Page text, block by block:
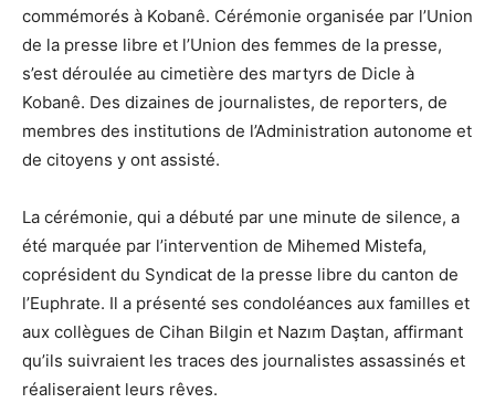
commémorés à Kobanê. Cérémonie organisée par l’Union
de la presse libre et l’Union des femmes de la presse,
s’est déroulée au cimetière des martyrs de Dicle à
Kobanê. Des dizaines de journalistes, de reporters, de
membres des institutions de l’Administration autonome et
de citoyens y ont assisté.
La cérémonie, qui a débuté par une minute de silence, a
été marquée par l’intervention de Mihemed Mistefa,
coprésident du Syndicat de la presse libre du canton de
l’Euphrate. Il a présenté ses condoléances aux familles et
aux collègues de Cihan Bilgin et Nazım Daştan, affirmant
qu’ils suivraient les traces des journalistes assassinés et
réaliseraient leurs rêves.